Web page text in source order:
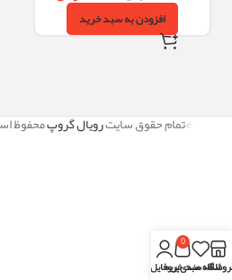
افزودن به سبد خرید
©تمام حقوق سایترویال گروپمحفوظ
علاقه مندی
0
سبد خریدپروفایل